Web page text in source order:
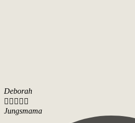
Deborah
    
Jungsmama